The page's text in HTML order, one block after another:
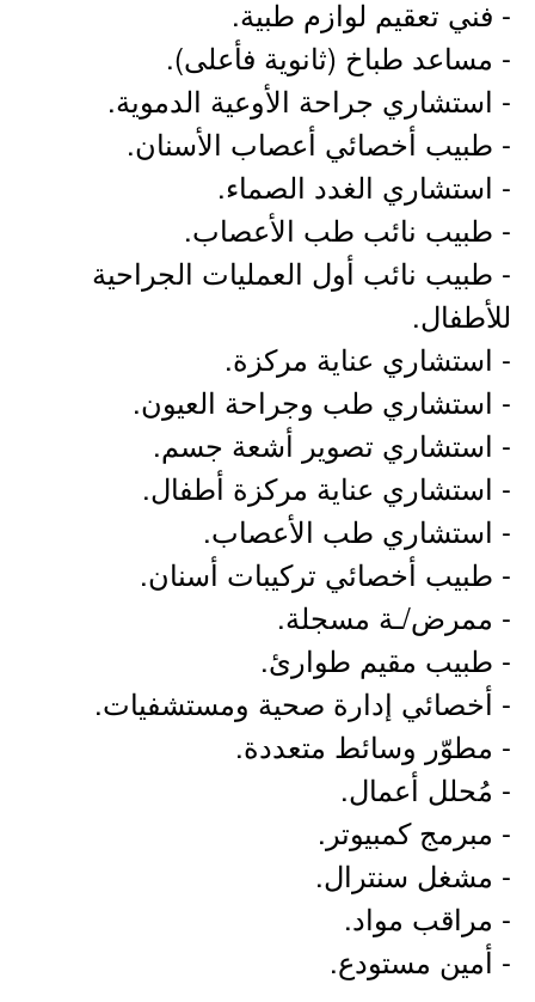
- فني تعقيم لوازم طبية.
- مساعد طباخ (ثانوية فأعلى).
- استشاري جراحة الأوعية الدموية.
- طبيب أخصائي أعصاب الأسنان.
- استشاري الغدد الصماء.
- طبيب نائب طب الأعصاب.
- طبيب نائب أول العمليات الجراحية
للأطفال.
- استشاري عناية مركزة.
- استشاري طب وجراحة العيون.
- استشاري تصوير أشعة جسم.
- استشاري عناية مركزة أطفال.
- استشاري طب الأعصاب.
- طبيب أخصائي تركيبات أسنان.
- ممرض/ـة مسجلة.
- طبيب مقيم طوارئ.
- أخصائي إدارة صحية ومستشفيات.
- مطوّر وسائط متعددة.
- مُحلل أعمال.
- مبرمج كمبيوتر.
- مشغل سنترال.
- مراقب مواد.
- أمين مستودع.